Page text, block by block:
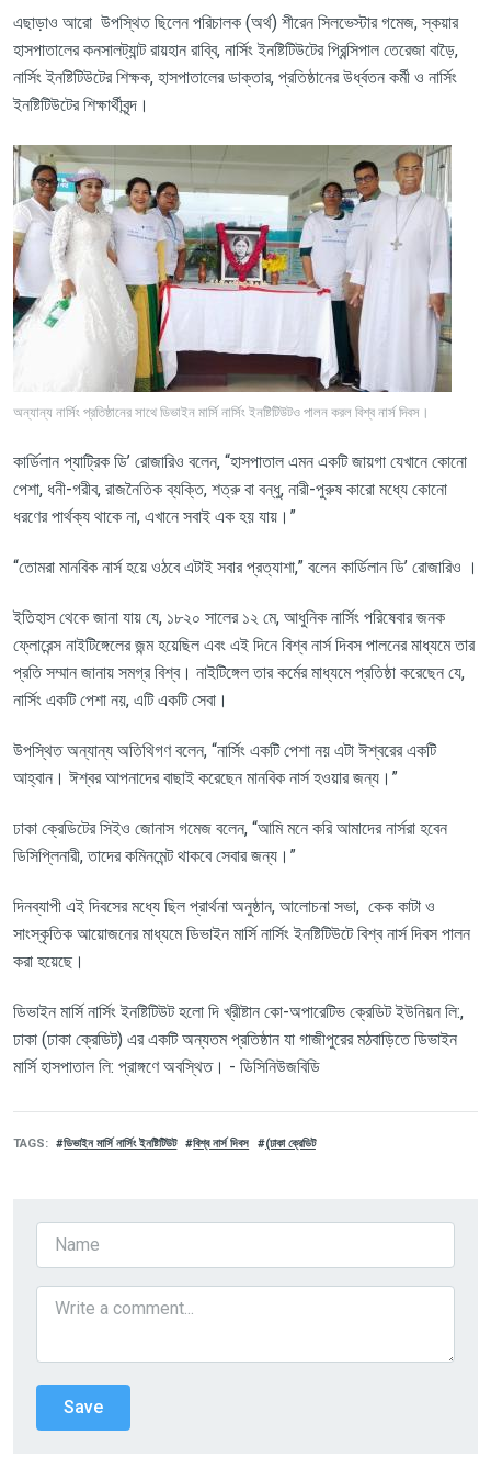
এছাড়াও আরো উপস্থিত ছিলেন পরিচালক(অর্থ) শীরেন সিলভেস্টার গমেজ,স্কয়ার
হাসপাতালের কনসালট্যান্ট রায়হান রাব্বি, নার্সিং ইনষ্টিটিউটের প্রিন্সিপাল তেরেজা বাড়ৈ,
নার্সিং ইনষ্টিটিউটের শিক্ষক, হাসপাতালের ডাক্তার, প্রতিষ্ঠানের উর্ধ্বতন কর্মী ও নার্সিং
ইনষ্টিটিউটের শিক্ষার্থীবৃন্দ।
অন্যান্য নার্সিং প্রতিষ্ঠানের সাথে ডিভাইন মার্সি নার্সিং ইনষ্টিটিউটও পালন করল বিশ্ব নার্স দিবস।
কার্ডিলান প্যাট্রিক ডি’ রোজারিও বলেন, “হাসপাতাল এমন একটি জায়গা যেখানে কোনো
পেশা, ধনী-গরীব, রাজনৈতিক ব্যক্তি, শত্রু বা বন্ধু, নারী-পুরুষ কারো মধ্যে কোনো
ধরণের পার্থক্য থাকে না, এখানে সবাই এক হয় যায়। ”
“তোমরা মানবিক নার্স হয়ে ওঠবে এটাই সবার প্রত্যাশা,” বলেন কার্ডিলান ডি’ রোজারিও ।
ইতিহাস থেকে জানা যায় যে, ১৮২০ সালের ১২ মে, আধুনিক নার্সিং পরিষেবার জনক
ফ্লোরেন্স নাইটিঙ্গেলের জন্ম হয়েছিল এবং এই দিনে বিশ্ব নার্স দিবস পালনের মাধ্যমে তার
প্রতি সম্মান জানায় সমগ্র বিশ্ব। নাইটিঙ্গেল তার কর্মের মাধ্যমে প্রতিষ্ঠা করেছেন যে,
নার্সিং একটি পেশা নয়, এটি একটি সেবা।
উপস্থিত অন্যান্য অতিথিগণ বলেন, “নার্সিং একটি পেশা নয় এটা ঈশ্বরের একটি
আহ্বান। ঈশ্বর আপনাদের বাছাই করেছেন মানবিক নার্স হওয়ার জন্য। ”
ঢাকা ক্রেডিটের সিইও জোনাস গমেজ বলেন, “আমি মনে করি আমাদের নার্সরা হবেন
ডিসিপ্লিনারী,তাদের কমিনমেন্ট থাকবে সেবার জন্য। ”
দিনব্যাপী এই দিবসের মধ্যে ছিল প্রার্থনা অনুষ্ঠান, আলোচনা সভা, কেক কাটা ও
সাংস্কৃতিক আয়োজনের মাধ্যমে ডিভাইন মার্সি নার্সিং ইনষ্টিটিউটে বিশ্ব নার্স দিবস পালন
করা হয়েছে।
ডিভাইন মার্সি নার্সিং ইনষ্টিটিউট হলো দি খ্রীষ্টান কো-অপারেটিভ ক্রেডিট ইউনিয়ন লি:,
ঢাকা(ঢাকা ক্রেডিট) এর একটি অন্যতম প্রতিষ্ঠান যা গাজীপুরের মঠবাড়িতে ডিভাইন
মার্সি হাসপাতাল লি: প্রাঙ্গণে অবস্থিত। - ডিসিনিউজবিডি
TAGS ডিভাইন মার্সি নার্সিং ইনষ্টিটিউট বিশ্ব নার্স দিবস (ঢাকা ক্রেডিট